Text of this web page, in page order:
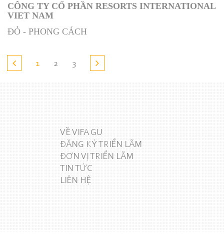
CÔNG TY CỔ PHẦN RESORTS INTERNATIONAL
VIET NAM
ĐỎ - PHONG CÁCH
1 2 3
VỀ VIFA GU
ĐĂNG KÝ TRIỂN LÃM
ĐƠN VỊ TRIỂN LÃM
TIN TỨC
LIÊN HỆ